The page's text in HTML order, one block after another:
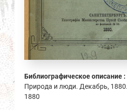
Библиографическое описание :
Природа и люди. Декабрь,
1880